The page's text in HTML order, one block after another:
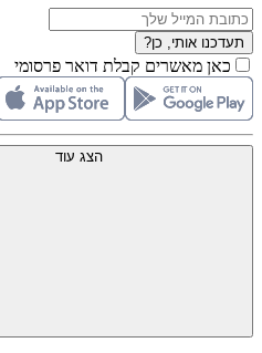
תעדכנו אותי, כן?
כאן מאשרים קבלת דואר פרסומי
הצג עוד